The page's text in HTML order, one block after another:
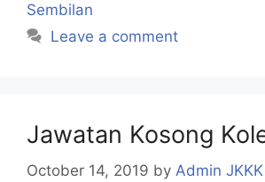
Sembilan
Leave a comment
Jawatan Kosong
October 14, 2019 by Admin JKKK